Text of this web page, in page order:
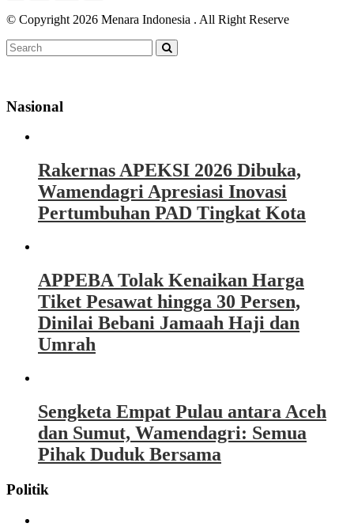
© Copyright 2026 Menara Indonesia . All Right Reserve
Nasional
Rakernas APEKSI 2026 Dibuka,
Wamendagri Apresiasi Inovasi
Pertumbuhan PAD Tingkat Kota
APPEBA Tolak Kenaikan Harga
Tiket Pesawat hingga 30 Persen,
Dinilai Bebani Jamaah Haji dan
Umrah
Sengketa Empat Pulau antara Aceh
dan Sumut, Wamendagri: Semua
Pihak Duduk Bersama
Politik